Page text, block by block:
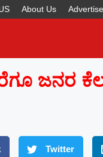
About Us
ಜನರ
Twitter
WhatsApp
Get the latest
content delivered